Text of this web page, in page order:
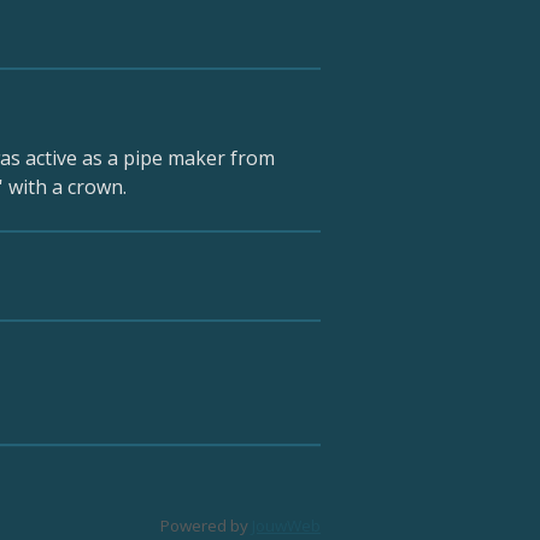
active as a pipe maker from
with a crown.
Powered by